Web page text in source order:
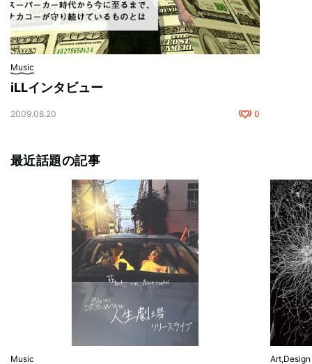
Music
iLLインタビュー
2009.08.20 0
最近話題の記事
Music Art,Design